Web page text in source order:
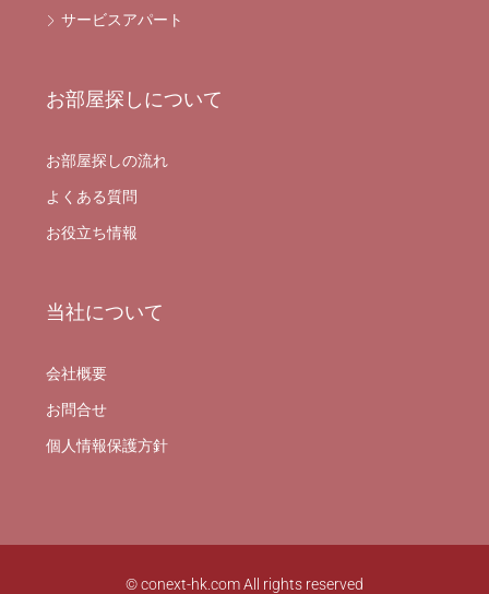
サービスアパート
お部屋探しについて
お部屋探しの流れ
よくある質問
お役立ち情報
当社について
会社概要
お問合せ
個人情報保護方針
© conext-hk.com All rights reserved